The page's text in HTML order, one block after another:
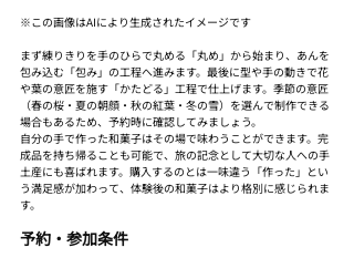
※この画像はAIにより生成されたイメージです
まず練りきりを手のひらで丸める「丸め」から始まり、あんを
包み込む「包み」の工程へ進みます。最後に型や手の動きで花
や葉の意匠を施す「かたどる」工程で仕上げます。季節の意匠
（春の桜・夏の朝顔・秋の紅葉・冬の雪）を選んで制作できる
場合もあるため、予約時に確認してみましょう。
自分の手で作った和菓子はその場で味わうことができます。完
成品を持ち帰ることも可能で、旅の記念として大切な人への手
土産にも喜ばれます。購入するのとは一味違う「作った」とい
う満足感が加わって、体験後の和菓子はより格別に感じられま
す。
予約・参加条件